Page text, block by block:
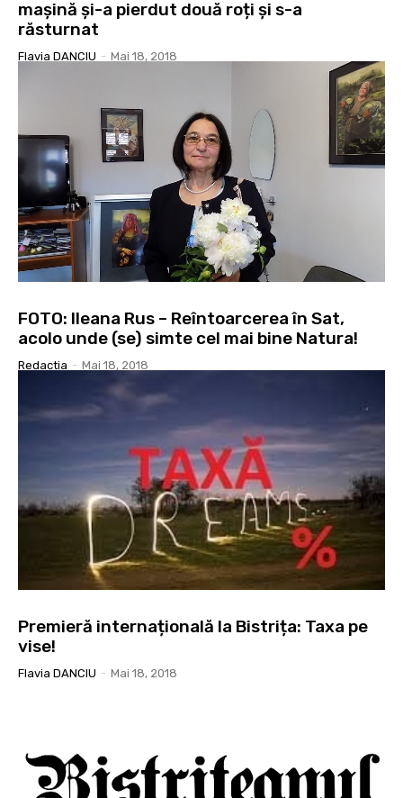
mașină și-a pierdut două roți și s-a
răsturnat
Flavia DANCIU - Mai 18, 2018
FOTO: Ileana Rus – Reîntoarcerea în Sat,
acolo unde (se) simte cel mai bine Natura!
Redactia - Mai 18, 2018
Premieră internațională la Bistrița: Taxa pe
vise!
Flavia DANCIU - Mai 18, 2018